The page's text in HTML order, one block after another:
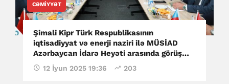
CƏMIYYƏT
Şimali Kipr Türk Respublikasının
iqtisadiyyat və enerji naziri ilə MÜSİAD
Azərbaycan İdarə Heyəti arasında görüş
keçirilib
12 İyun 2025 19:36 203